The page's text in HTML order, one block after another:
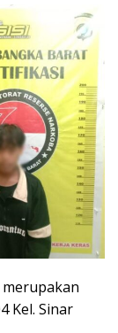
merupakan
Kel. Sinar